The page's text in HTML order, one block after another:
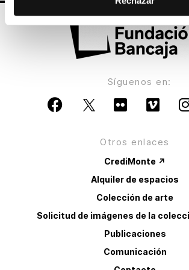
Síguenos en:
Otros enlaces
CrediMonte ↗
Alquiler de espacios
Colección de arte
Solicitud de imágenes de la
Publicaciones
Comunicación